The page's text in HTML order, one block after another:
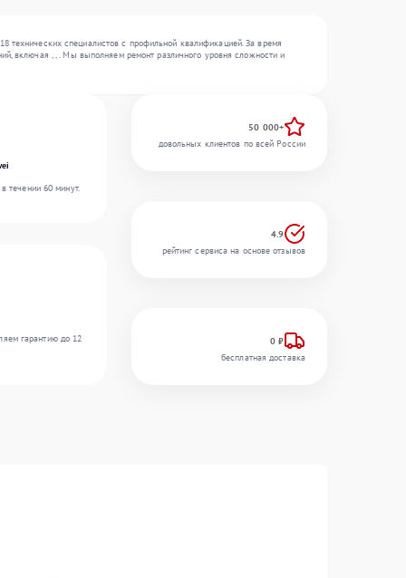
специалистов с профильной квалификацией. За время
включая , , . Мы выполняем ремонт различного уровня сложности и
течении 60 минут.
гарантию до 12
50 000+
довольных клиентов по всей России
4.9
рейтинг сервиса на основе отзывов
0 ₽
бесплатная доставка